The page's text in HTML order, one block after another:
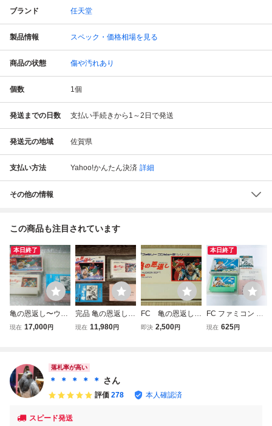
ブランド 任天堂
製品情報 スペック・価格相場を見る
商品の状態 傷や汚れあり
個数 1個
発送までの日数 支払い手続きから1～2日で発送
発送元の地域 佐賀県
支払い方法 Yahoo!かんたん決済 詳細
その他の情報
この商品も注目されています
本日終了
亀の恩返し〜ウラ
シマ伝説〜 ハドソ
ータ 任天堂 Ninte
ndo
現在 17,000円
完品 亀の恩返し
ファミコン ソフト
現在 11,980円
FC 亀の恩返し
ファミコンソフ
即決 2,500円
本日終了
FC ファミコン ゴ
ルフ倶楽部バーデ
現在 625円
落札率が高い
＊ ＊ ＊ ＊ ＊ さん
評価 278 本人確認済
スピード発送